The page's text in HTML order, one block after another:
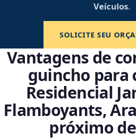
Veículos.
SOLICITE SEU
Vantagens de
guincho para
Residencial
Flamboyants,
próximo